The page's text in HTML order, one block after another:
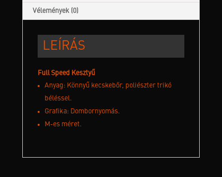
Vélemények (0)
LEÍRÁS
Full Speed Kesztyű
Anyag: Könnyű kecskebőr, poliészter trikó
béléssel.
Grafika: Dombornyomás.
M-es méret.